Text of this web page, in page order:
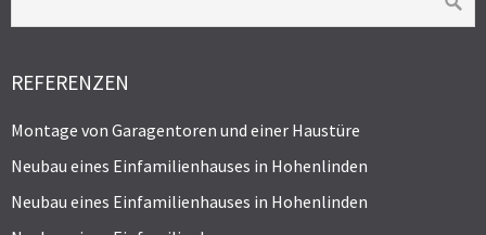
REFERENZEN
Montage von Garagentoren und einer Haustüre
Neubau eines Einfamilienhauses in Hohenlinden
Neubau eines Einfamilienhauses in Hohenlinden